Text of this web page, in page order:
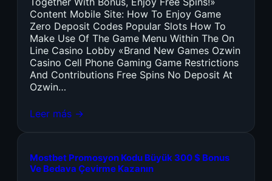
Content Mobile Site: How To Enjoy Game
Zero Deposit Codes Popular Slots How To
Make Use Of The Game Menu Within The On
Line Casino Lobby «Brand New Games Ozwin
Casino Cell Phone Gaming Game Restrictions
And Contributions Free Spins No Deposit At
Ozwin…
Leer más →
Mostbet Promosyon Kodu Büyük 300 $ Bonus
Ve Bedava Çevirme Kazanın